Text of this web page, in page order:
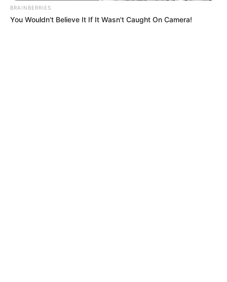
BRAINBERRIES
You Wouldn't Believe It If It Wasn't Caught On Camera!